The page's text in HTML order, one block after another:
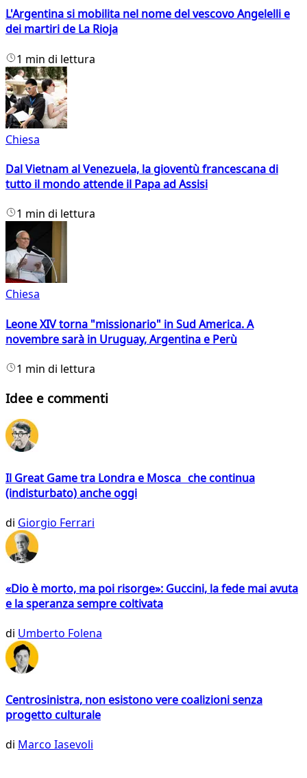
L'Argentina si mobilita nel nome del vescovo Angelelli e
dei martiri de La Rioja
1 min di lettura
Chiesa
Dal Vietnam al Venezuela, la gioventù francescana di
tutto il mondo attende il Papa ad Assisi
1 min di lettura
Chiesa
Leone XIV torna "missionario" in Sud America. A
novembre sarà in Uruguay, Argentina e Perù
1 min di lettura
Idee e commenti
Il Great Game tra Londra e Mosca che continua
(indisturbato) anche oggi
di Giorgio Ferrari
«Dio è morto, ma poi risorge»: Guccini, la fede mai avuta
e la speranza sempre coltivata
di Umberto Folena
Centrosinistra, non esistono vere coalizioni senza
progetto culturale
di Marco Iasevoli